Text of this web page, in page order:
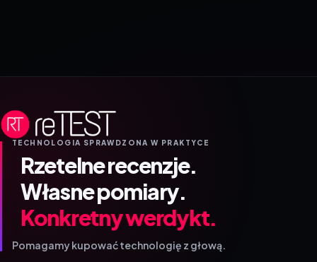
TECHNOLOGIA SPRAWDZONA W PRAKTYCE
Rzetelne recenzje.
Własne pomiary.
Konkretny werdykt.
Pomagamy kupować technologię z głową.